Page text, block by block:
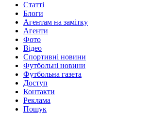
Статті
Блоги
Агентам на замітку
Агенти
Фото
Відео
Спортивні новини
Футбольні новини
Футбольна газета
Доступ
Контакти
Реклама
Пошук